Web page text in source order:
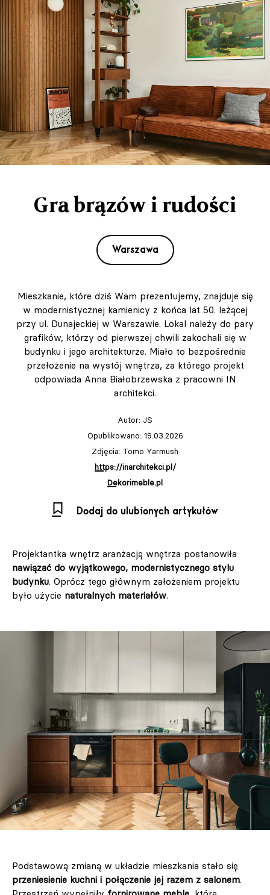
Gra brązów i rudości
Warszawa
Mieszkanie, które dziś Wam prezentujemy, znajduje się
w modernistycznej kamienicy z końca lat 50. leżącej
przy ul. Dunajeckiej w Warszawie. Lokal należy do pary
grafików, którzy od pierwszej chwili zakochali się w
budynku i jego architekturze. Miało to bezpośrednie
przełożenie na wystój wnętrza, za którego projekt
odpowiada Anna Białobrzewska z pracowni IN
architekci.
Autor: JS
Opublikowano: 19.03.2026
Zdjęcia: Tomo Yarmush
https://inarchitekci.pl/
Dekorimeble.pl
Dodaj do ulubionych artykułów
Projektantka wnętrz aranżacją wnętrza postanowiła
nawiązać do wyjątkowego, modernistycznego stylu
budynku. Oprócz tego głównym założeniem projektu
było użycie naturalnych materiałów.
Podstawową zmianą w układzie mieszkania stało się
przeniesienie kuchni i połączenie jej razem z salonem.